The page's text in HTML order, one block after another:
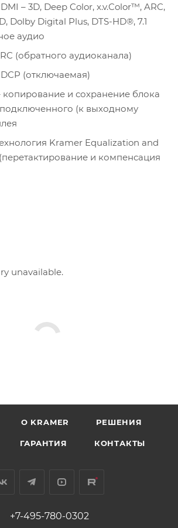
– 3D, Deep Color, x.v.Color™, ARC,
Dolby Digital Plus, DTS-HD®, 7.1
аудио
(обратного аудиоканала)
(отключаемая)
копирование и сохранение блока
(к выходному
Kramer Equalization and
и компенсация
unavailable.
O KRAMER РЕШЕНИЯ
ГАРАНТИЯ КОНТАКТЫ
+7-495-780-0302